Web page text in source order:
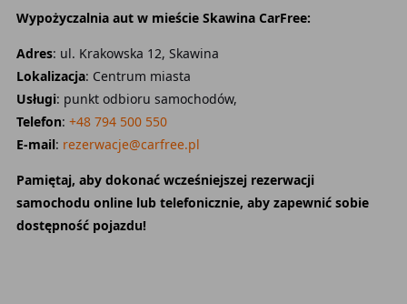
Wypożyczalnia aut w mieście Skawina CarFree:
Adres: ul. Krakowska 12, Skawina
Lokalizacja: Centrum miasta
Usługi: punkt odbioru samochodów,
Telefon: +48 794 500 550
E-mail: rezerwacje@carfree.pl
Pamiętaj, aby dokonać wcześniejszej rezerwacji
samochodu online lub telefonicznie, aby zapewnić sobie
dostępność pojazdu!